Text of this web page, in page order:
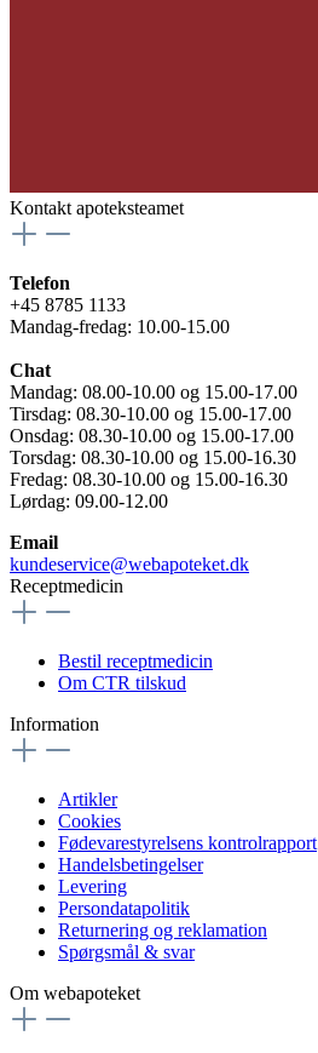
Kontakt apoteksteamet
Telefon
+45 8785 1133
Mandag-fredag: 10.00-15.00
Chat
Mandag: 08.00-10.00 og 15.00-17.00
Tirsdag: 08.30-10.00 og 15.00-17.00
Onsdag: 08.30-10.00 og 15.00-17.00
Torsdag: 08.30-10.00 og 15.00-16.30
Fredag: 08.30-10.00 og 15.00-16.30
Lørdag: 09.00-12.00
Email
kundeservice@webapoteket.dk
Receptmedicin
Bestil receptmedicin
Om CTR tilskud
Information
Artikler
Cookies
Fødevarestyrelsens kontrolrapport
Handelsbetingelser
Levering
Persondatapolitik
Returnering og reklamation
Spørgsmål & svar
Om webapoteket